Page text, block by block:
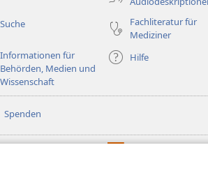
Suche
Fachliteratur für
Mediziner
Informationen für
Behörden, Medien und
Wissenschaft
Hilfe
Spenden